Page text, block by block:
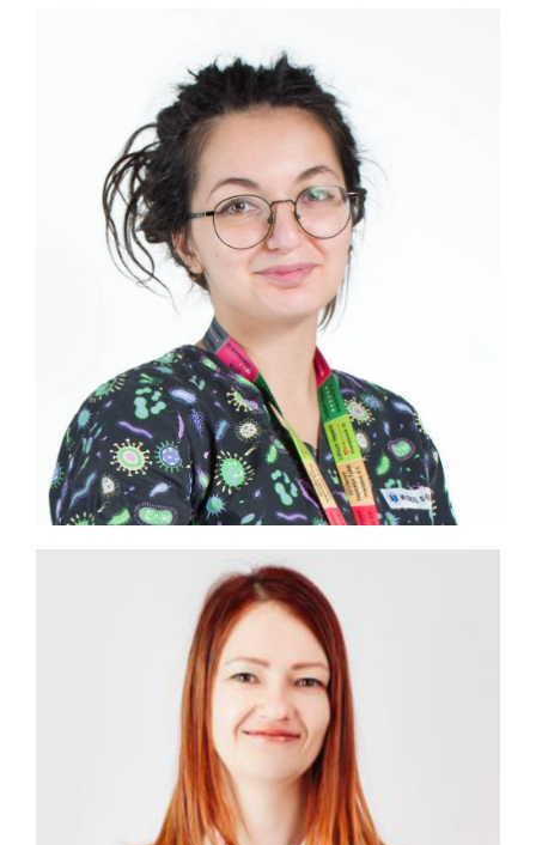
Светлана
Викторовна
Ветеринарный врач,
заведующая независимой
ветеринарной лаборатории
Поиск
Перейти
Гишян Анастасия
Аршаковна
Врач-бактериолог
лаборатории DuoCor.Lab